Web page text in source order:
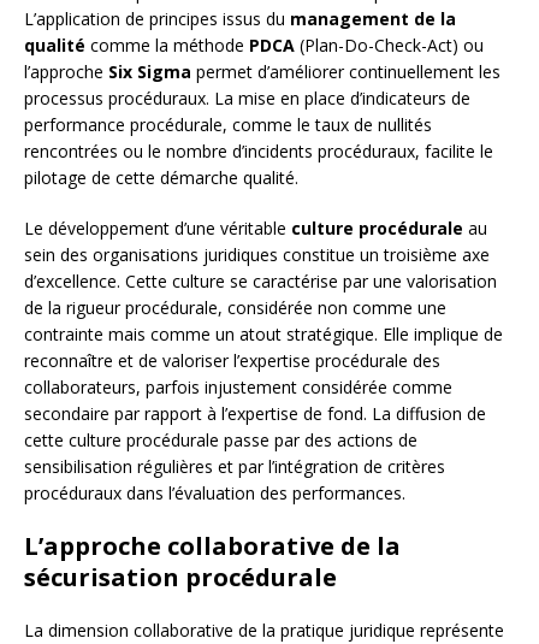
L’application de principes issus du management de la
qualité comme la méthode PDCA (Plan-Do-Check-Act) ou
l’approche Six Sigma permet d’améliorer continuellement les
processus procéduraux. La mise en place d’indicateurs de
performance procédurale, comme le taux de nullités
rencontrées ou le nombre d’incidents procéduraux, facilite le
pilotage de cette démarche qualité.
Le développement d’une véritable culture procédurale au
sein des organisations juridiques constitue un troisième axe
d’excellence. Cette culture se caractérise par une valorisation
de la rigueur procédurale, considérée non comme une
contrainte mais comme un atout stratégique. Elle implique de
reconnaître et de valoriser l’expertise procédurale des
collaborateurs, parfois injustement considérée comme
secondaire par rapport à l’expertise de fond. La diffusion de
cette culture procédurale passe par des actions de
sensibilisation régulières et par l’intégration de critères
procéduraux dans l’évaluation des performances.
L’approche collaborative de la
sécurisation procédurale
La dimension collaborative de la pratique juridique représente